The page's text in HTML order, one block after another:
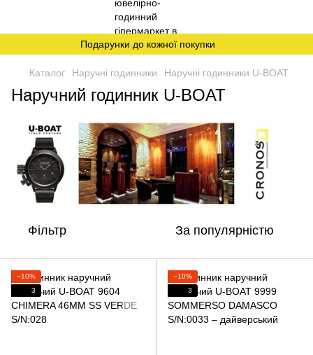
Подарунки до кожної покупки
Каталог Наручні годинники Наручні годинники U-BOAT
Наручний годинник U-BOAT
Фільтр За популярністю
−10%
3
−10%
3